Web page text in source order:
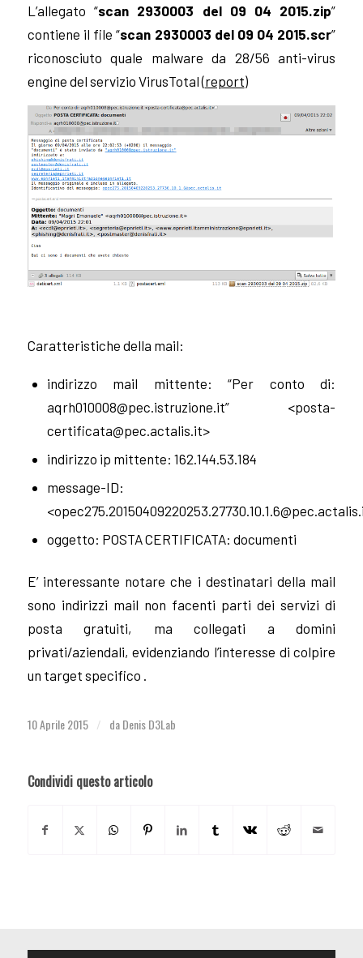
L’allegato “scan 2930003 del 09 04 2015.zip”
contiene il file “scan 2930003 del 09 04 2015.scr”
riconosciuto quale malware da 28/56 anti-virus
engine del servizio VirusTotal (report)
Caratteristiche della mail:
indirizzo mail mittente:“Per conto di:
aqrh010008@pec.istruzione.it” <posta-
certificata@pec.actalis.it>
indirizzo ip mittente: 162.144.53.184
message-ID:
<
oggetto: POSTA CERTIFICATA: documenti
E’ interessante notare che i destinatari della mail
sono indirizzi mail non facenti parti dei servizi di
posta gratuiti, ma collegati a domini
privati/aziendali, evidenziando l’interesse di colpire
un target specifico .
10 Aprile 2015 / daDenis D3Lab
Condividi questo articolo